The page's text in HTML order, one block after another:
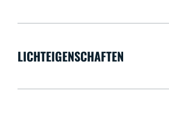
LICHTEIGENSCHAFTEN